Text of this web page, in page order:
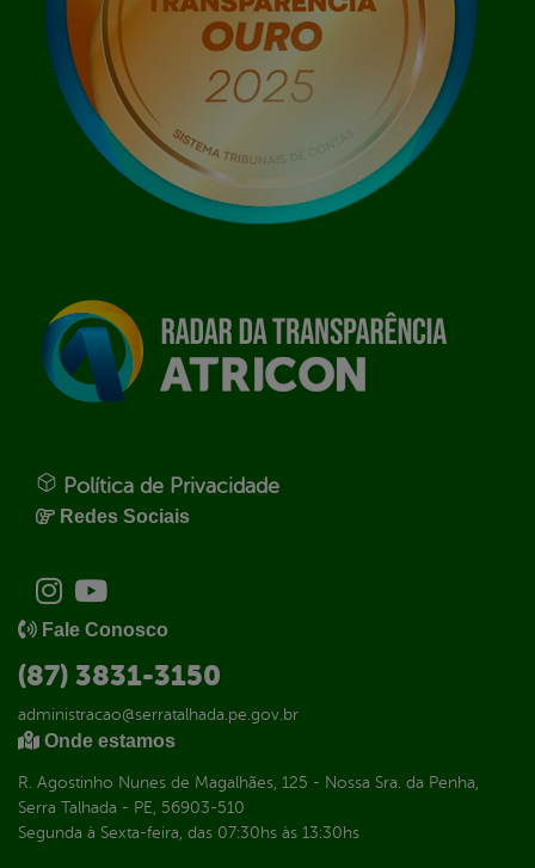
Política de Privacidade
Redes Sociais
Fale Conosco
(87) 3831-3150
administracao@serratalhada.pe.gov.br
Onde estamos
R. Agostinho Nunes de Magalhães, 125 - Nossa Sra. da Penha,
Serra Talhada - PE, 56903-510
Segunda à Sexta-feira, das 07:30hs às 13:30hs